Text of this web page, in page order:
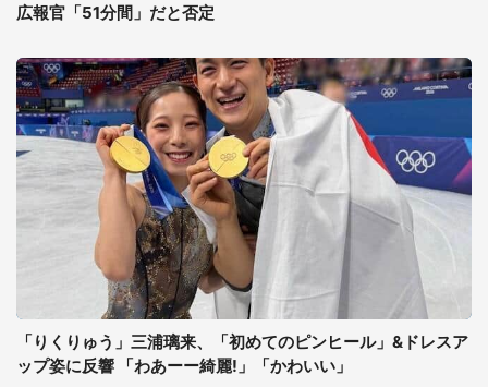
広報官「51分間」だと否定
「りくりゅう」三浦璃来、「初めてのピンヒール」&ドレスア
ップ姿に反響 「わあーー綺麗!」「かわいい」